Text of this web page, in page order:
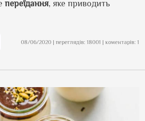
переїдання, яке приводить
08/06/2020 | переглядів: 18001 | коментарів: 1